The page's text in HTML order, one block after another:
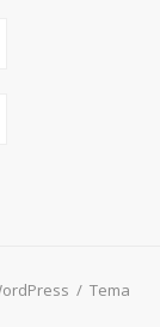
/ Tema